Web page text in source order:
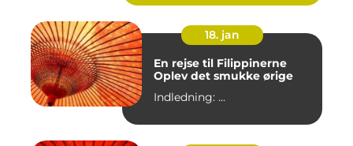
18. jan
En rejse til Filippinerne
Oplev det smukke ørige
Indledning: ...